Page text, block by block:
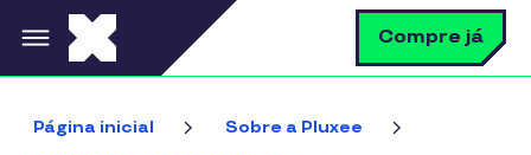
Pular para o conteúdo principal Compre já
Página inicial Sobre a Pluxee